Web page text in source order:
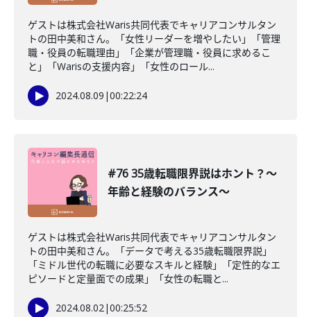
ゲストは株式会社Waris共同代表でキャリアコンサルタン
トの田中美和さん。「女性リーダーを増やしたい」「管理
職・役員の転職理由」「企業が管理職・役員に求めるこ
と」「Warisの支援内容」「女性のロール...
2024.08.09 |00:22:24
#76 35歳転職限界説はホント？〜
年齢と経験のバランス〜
ゲストは株式会社Waris共同代表でキャリアコンサルタン
トの田中美和さん。「データで考える35歳転職限界説」
「ミドル世代の転職に必要なスキルと経験」「定性的なエ
ピソードと定量面での成果」「女性の転職と...
2024.08.02|00:25:52